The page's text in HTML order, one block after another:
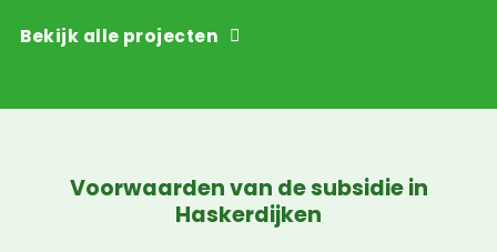
Bekijk alle projecten
Voorwaarden van de subsidie in
Haskerdijken